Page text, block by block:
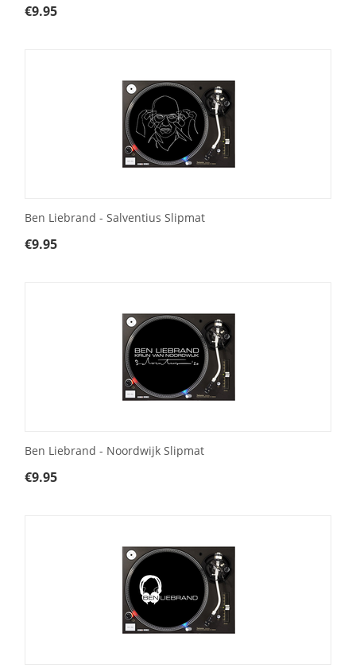
€9.95
Ben Liebrand - Salventius Slipmat
€9.95
Ben Liebrand - Noordwijk Slipmat
€9.95